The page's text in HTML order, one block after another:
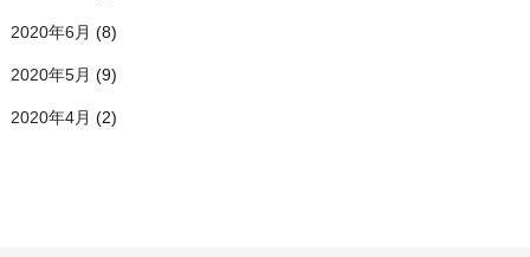
2020年6月 (8)
2020年5月 (9)
2020年4月 (2)